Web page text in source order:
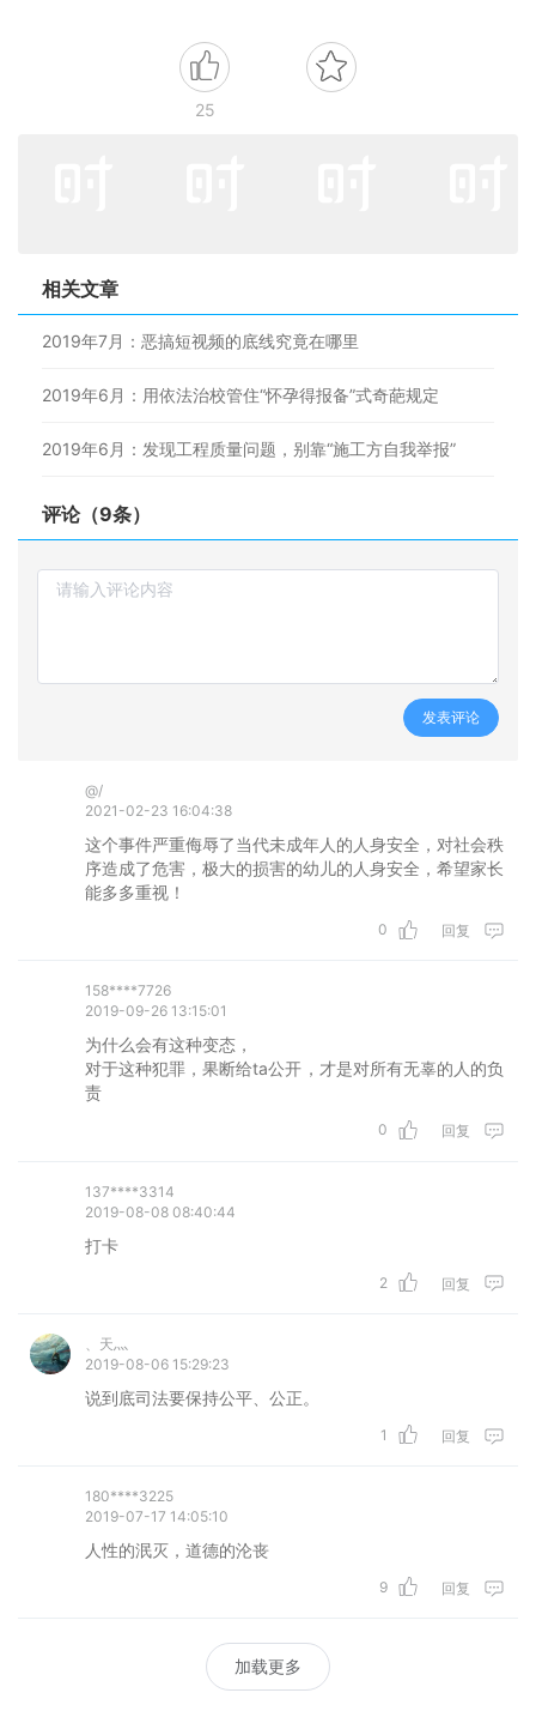
25
相关文章
2019年7月：恶搞短视频的底线究竟在哪里
2019年6月：用依法治校管住“怀孕得报备”式奇葩规定
2019年6月：发现工程质量问题，别靠“施工方自我举报”
评论（9条）
发表评论
@/
2021-02-23 16:04:38
这个事件严重侮辱了当代未成年人的人身安全，对社会秩
序造成了危害，极大的损害的幼儿的人身安全，希望家长
能多多重视！
0 回复
158****7726
2019-09-26 13:15:01
为什么会有这种变态，
对于这种犯罪，果断给ta公开，才是对所有无辜的人的负
责
0 回复
137****3314
2019-08-08 08:40:44
打卡
2 回复
、天灬
2019-08-06 15:29:23
说到底司法要保持公平、公正。
1 回复
180****3225
2019-07-17 14:05:10
人性的泯灭，道德的沦丧
9 回复
加载更多